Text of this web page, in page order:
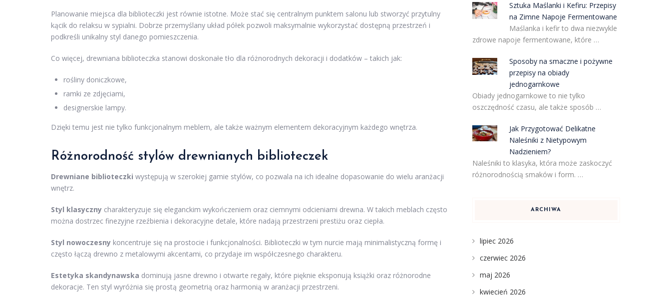
Planowanie miejsca dla biblioteczki jest równie istotne. Może stać się centralnym punktem salonu lub stworzyć przytulny
kącik do relaksu w sypialni. Dobrze przemyślany układ półek pozwoli maksymalnie wykorzystać dostępną przestrzeń i
podkreśli unikalny styl danego pomieszczenia.
Co więcej, drewniana biblioteczka stanowi doskonałe tło dla różnorodnych dekoracji i dodatków – takich jak:
rośliny doniczkowe,
ramki ze zdjęciami,
designerskie lampy.
Dzięki temu jest nie tylko funkcjonalnym meblem, ale także ważnym elementem dekoracyjnym każdego wnętrza.
Różnorodność stylów drewnianych biblioteczek
Drewniane biblioteczki występują w szerokiej gamie stylów, co pozwala na ich idealne dopasowanie do wielu aranżacji
wnętrz.
Styl klasyczny charakteryzuje się eleganckim wykończeniem oraz ciemnymi odcieniami drewna. W takich meblach często
można dostrzec finezyjne rzeźbienia i dekoracyjne detale, które nadają przestrzeni prestiżu oraz ciepła.
Styl nowoczesny koncentruje się na prostocie i funkcjonalności. Biblioteczki w tym nurcie mają minimalistyczną formę i
często łączą drewno z metalowymi akcentami, co przydaje im współczesnego charakteru.
Estetyka skandynawska dominują jasne drewno i otwarte regały, które pięknie eksponują książki oraz różnorodne
dekoracje. Ten styl wyróżnia się prostą geometrią oraz harmonią w aranżacji przestrzeni.
Sztuka Maślanki i Kefiru: Przepisy
na Zimne Napoje Fermentowane
Maślanka i kefir to dwa niezwykle
zdrowe napoje fermentowane, które …
Sposoby na smaczne i pożywne
przepisy na obiady
jednogarnkowe
Obiady jednogarnkowe to nie tylko
oszczędność czasu, ale także sposób …
Jak Przygotować Delikatne
Naleśniki z Nietypowym
Nadzieniem?
Naleśniki to klasyka, która może zaskoczyć
różnorodnością smaków i form. …
ARCHIWA
lipiec 2026
czerwiec 2026
maj 2026
kwiecień 2026